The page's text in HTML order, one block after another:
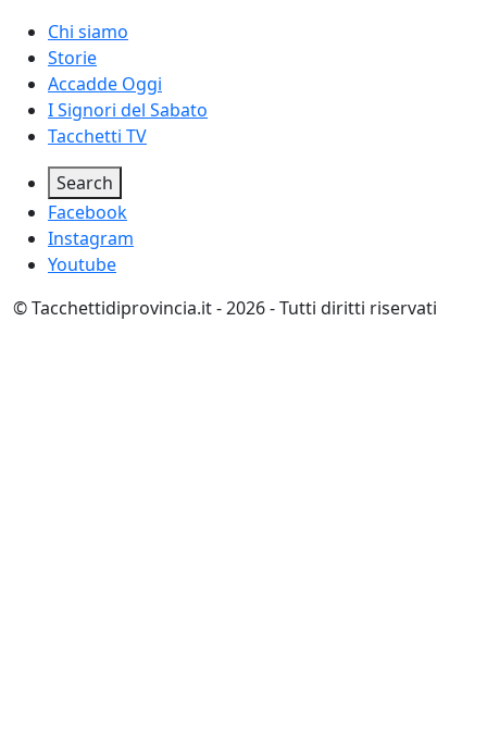
Footer menu
Chi siamo
Storie
Accadde Oggi
I Signori del Sabato
Tacchetti TV
Social
Search
Facebook
Instagram
Youtube
© Tacchettidiprovincia.it - 2026 - Tutti diritti riservati